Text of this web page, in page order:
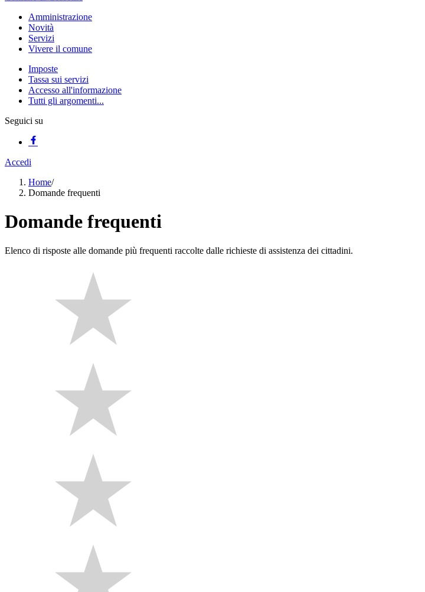
Amministrazione
Novità
Servizi
Vivere il comune
Imposte
Tassa sui servizi
Accesso all'informazione
Tutti gli argomenti...
Seguici su
Accedi
Home/
Domande frequenti
Domande frequenti
Elenco di risposte alle domande più frequenti raccolte dalle richieste di assistenza dei cittadini.